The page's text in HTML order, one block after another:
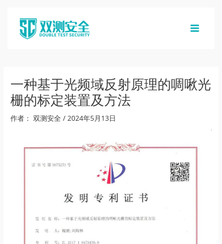
MAIN
一种基于光频域反射原理的啁啾光
栅的标定装置及方法
作者： 双测安全/2024年5月13日